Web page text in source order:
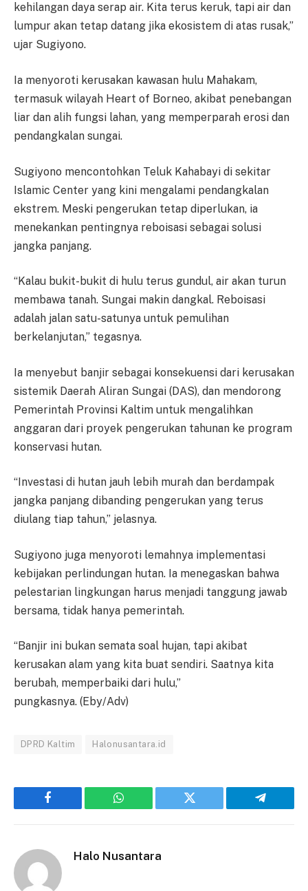
kehilangan daya serap air. Kita terus keruk, tapi air dan
lumpur akan tetap datang jika ekosistem di atas rusak,”
ujar Sugiyono.
Ia menyoroti kerusakan kawasan hulu Mahakam,
termasuk wilayah Heart of Borneo, akibat penebangan
liar dan alih fungsi lahan, yang memperparah erosi dan
pendangkalan sungai.
Sugiyono mencontohkan Teluk Kahabayi di sekitar
Islamic Center yang kini mengalami pendangkalan
ekstrem. Meski pengerukan tetap diperlukan, ia
menekankan pentingnya reboisasi sebagai solusi
jangka panjang.
“Kalau bukit-bukit di hulu terus gundul, air akan turun
membawa tanah. Sungai makin dangkal. Reboisasi
adalah jalan satu-satunya untuk pemulihan
berkelanjutan,” tegasnya.
Ia menyebut banjir sebagai konsekuensi dari kerusakan
sistemik Daerah Aliran Sungai (DAS), dan mendorong
Pemerintah Provinsi Kaltim untuk mengalihkan
anggaran dari proyek pengerukan tahunan ke program
konservasi hutan.
“Investasi di hutan jauh lebih murah dan berdampak
jangka panjang dibanding pengerukan yang terus
diulang tiap tahun,” jelasnya.
Sugiyono juga menyoroti lemahnya implementasi
kebijakan perlindungan hutan. Ia menegaskan bahwa
pelestarian lingkungan harus menjadi tanggung jawab
bersama, tidak hanya pemerintah.
“Banjir ini bukan semata soal hujan, tapi akibat
kerusakan alam yang kita buat sendiri. Saatnya kita
berubah, memperbaiki dari hulu,”
pungkasnya. (Eby/Adv)
DPRD Kaltim Halonusantara.id
Facebook WhatsApp Twitter Telegram
Halo Nusantara